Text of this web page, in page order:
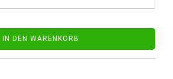
IN DEN WARENKORB